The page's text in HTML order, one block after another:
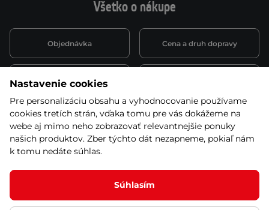
Všetko o nákupe
Objednávka Cena a druh dopravy
Spôsob platby
Montáž a servis Reklamácie a záruka
Kariéra
Nastavenie cookies
Pre personalizáciu obsahu a vyhodnocovanie používame
cookies tretích strán, vďaka tomu pre vás dokážeme na
webe aj mimo neho zobrazovať relevantnejšie ponuky
našich produktov. Zber týchto dát nezapneme, pokiaľ nám
k tomu nedáte súhlas.
Súhlasím